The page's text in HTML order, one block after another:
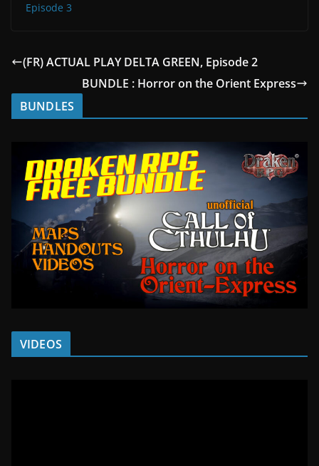
Episode 3
(FR) ACTUAL PLAY DELTA GREEN, Episode 2
BUNDLE : Horror on the Orient Express
BUNDLES
VIDEOS